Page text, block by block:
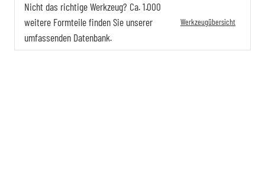
Nicht das richtige Werkzeug? Ca. 1.000
weitere Formteile finden Sie unserer
umfassenden Datenbank.
Werkzeugübersicht